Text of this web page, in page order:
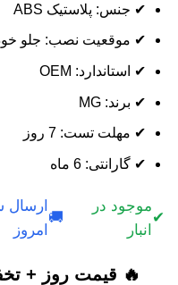
✔ جنس: پلاستیک ABS
✔ موقعیت نصب: جلو
✔ استاندارد: OEM
✔ برند: MG
✔ مهلت تست: 7 روز
✔ گارانتی: 6 ماه
✔
موجود در
انبار
🚚
ارسال
امروز
🔥 قیمت روز +